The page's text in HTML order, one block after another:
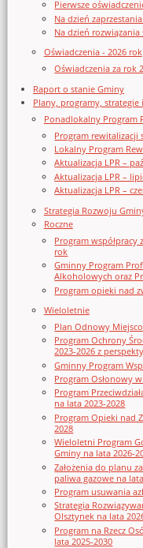
Pierwsze
Na dzień
Na dzień
Oświadczenia - 2026 rok
Oświadczenia za rok
Raport o stanie Gminy
Plany, programy,
Ponadlokalny Program
Program rewitalizacji
Lokalny Program
Aktualizacja LPR –
Aktualizacja LPR –
Aktualizacja LPR –
Strategia Rozwoju
Roczne
Program współpracy
rok
Gminny Program
Alkoholowych oraz
Program opieki nad
Wieloletnie
Plan Odnowy
Program Ochrony
2023-2026 z
Gminny Program
Program Osłonowy
Program
na lata 2023-2028
Program Opieki nad
2028
Wieloletni Program
Gminy na lata 2026-
Założenia do planu
paliwa gazowe na
Program usuwania
Strategia
Olsztynek na lata
Program na Rzecz
lata 2025-2030